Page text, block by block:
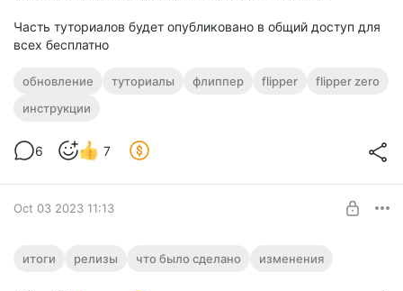
развивался и радовал Вас новым функционалом,
поддержите нас, по следующей ссылке:
Выражаем нашу глубочайшую благодарность всем, кто
разработчикам, внесшим свой вклад в этот проект.
всем тем, кто оказывает регулярную финансовую
Часть туториалов будет опубликовано в общий доступ для
всех бесплатно
обновление туториалы флиппер flipper
flipper zero
инструкции
6 7
Oct 03 2023 11:13
Итоги проделанной работы за Август -
итоги релизы что было сделано изменения